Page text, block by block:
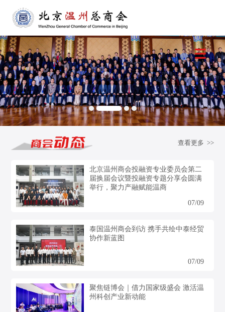
查看更多 >>
北京温州商会投融资专业委员会第二
届换届会议暨投融资专题分享会圆满
举行，聚力产融赋能温商
07/09
泰国温州商会到访 携手共绘中泰经贸
协作新蓝图
07/09
聚焦链博会｜借力国家级盛会 激活温
州科创产业新动能